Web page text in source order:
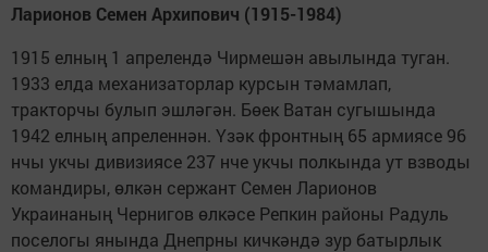
Ларионов Семен Архипович (1915-1984)
1915 елның 1 апрелендә Чирмешән авылында туган.
1933 елда механизаторлар курсын тәмамлап,
тракторчы булып эшләгән. Бөек Ватан сугышында
1942 елның апреленнән. Үзәк фронтның 65 армиясе 96
нчы укчы дивизиясе 237 нче укчы полкында ут взводы
командиры, өлкән сержант Семен Ларионов
Украинаның Чернигов өлкәсе Репкин районы Радуль
поселогы янында Днепрны кичкәндә зур батырлык